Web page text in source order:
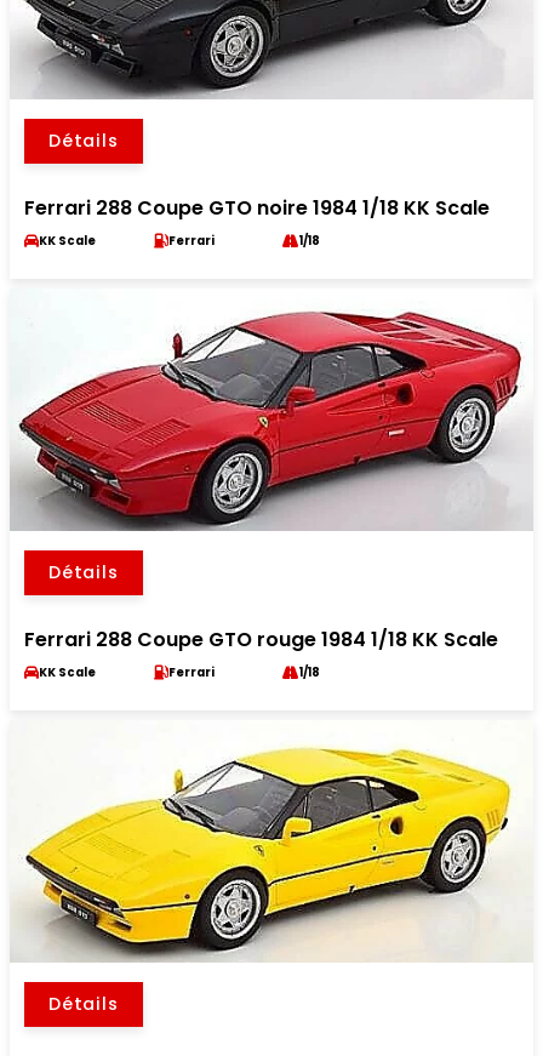
Détails
Ferrari 288 Coupe GTO noire 1984 1/18 KK Scale
KK Scale Ferrari 1/18
Détails
Ferrari 288 Coupe GTO rouge 1984 1/18 KK Scale
KK Scale Ferrari 1/18
Détails